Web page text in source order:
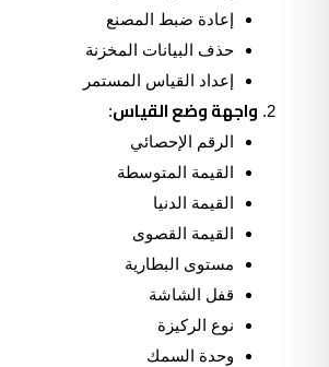
إعادة ضبط المصنع
حذف البيانات المخزنة
إعداد القياس المستمر
واجهة وضع القياس:
الرقم الإحصائي
القيمة المتوسطة
القيمة الدنيا
القيمة القصوى
مستوى البطارية
قفل الشاشة
نوع الركيزة
وحدة السمك